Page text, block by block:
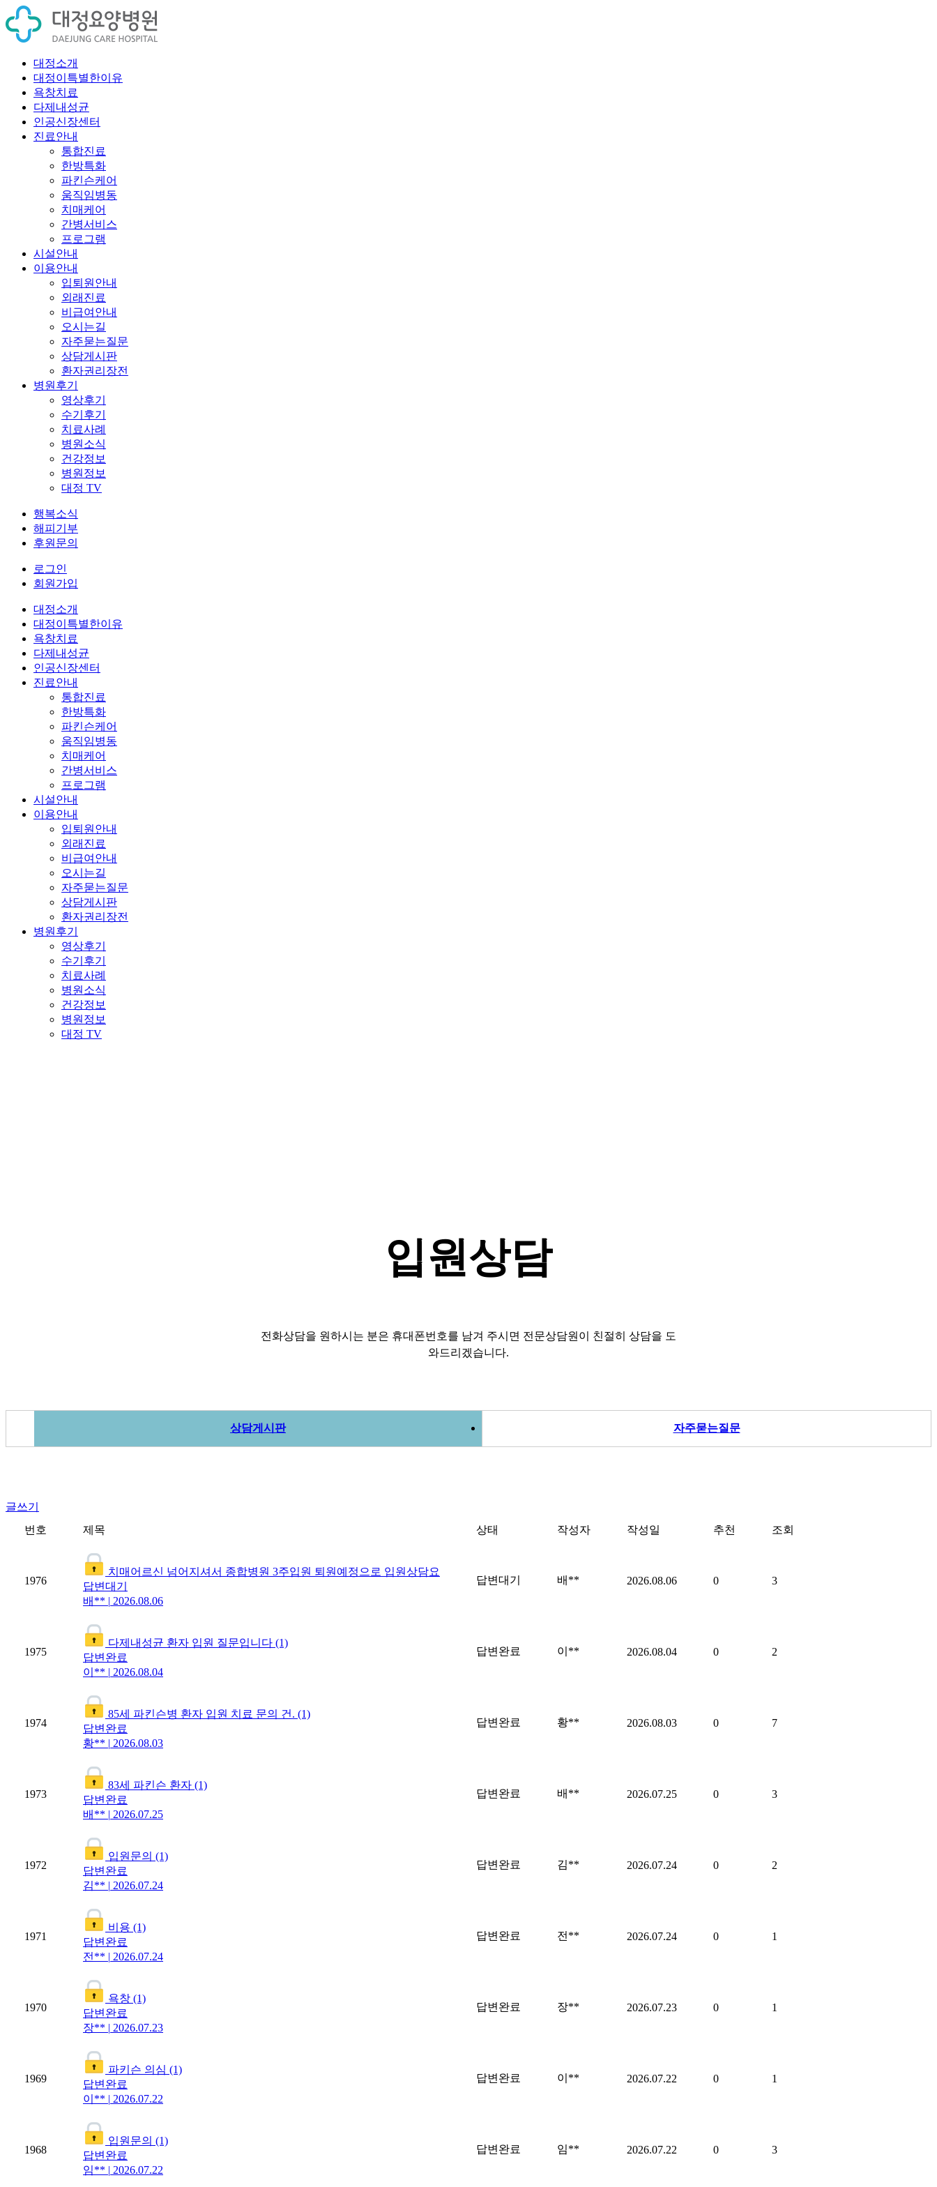
대정소개
대정이특별한이유
욕창치료
다제내성균
인공신장센터
진료안내
통합진료
한방특화
파킨슨케어
움직임병동
치매케어
간병서비스
프로그램
시설안내
이용안내
입퇴원안내
외래진료
비급여안내
오시는길
자주묻는질문
상담게시판
환자권리장전
병원후기
영상후기
수기후기
치료사례
병원소식
건강정보
병원정보
대정 TV
행복소식
해피기부
후원문의
로그인
회원가입
대정소개
대정이특별한이유
욕창치료
다제내성균
인공신장센터
진료안내
통합진료
한방특화
파킨슨케어
움직임병동
치매케어
간병서비스
프로그램
시설안내
이용안내
입퇴원안내
외래진료
비급여안내
오시는길
자주묻는질문
상담게시판
환자권리장전
병원후기
영상후기
수기후기
치료사례
병원소식
건강정보
병원정보
대정 TV
입원상담
전화상담을 원하시는 분은 휴대폰번호를 남겨 주시면 전문상담원이 친절히 상담을 도
와드리겠습니다.
상담게시판 자주묻는질문
글쓰기
번호
제목 상태 작성자 작성일 추천 조회
1976
치매어르신 넘어지셔서 종합병원 3주입원 퇴원예정으로 입원상담요
답변대기
배** | 2026.08.06
답변대기 배** 2026.08.06 0 3
1975
다제내성균 환자 입원 질문입니다 (1)
답변완료
이** | 2026.08.04
답변완료 이** 2026.08.04 0 2
1974
85세 파킨슨병 환자 입원 치료 문의 건. (1)
답변완료
황** | 2026.08.03
답변완료 황** 2026.08.03 0 7
1973
83세 파킨슨 환자 (1)
답변완료
배** | 2026.07.25
답변완료 배** 2026.07.25 0 3
1972
입원문의 (1)
답변완료
김** | 2026.07.24
답변완료 김** 2026.07.24 0 2
1971
비용 (1)
답변완료
전** | 2026.07.24
답변완료 전** 2026.07.24 0 1
1970
욕창 (1)
답변완료
장** | 2026.07.23
답변완료 장** 2026.07.23 0 1
1969
파키슨 의심 (1)
답변완료
이** | 2026.07.22
답변완료 이** 2026.07.22 0 1
1968
입원문의 (1)
답변완료
임** | 2026.07.22
답변완료 임** 2026.07.22 0 3